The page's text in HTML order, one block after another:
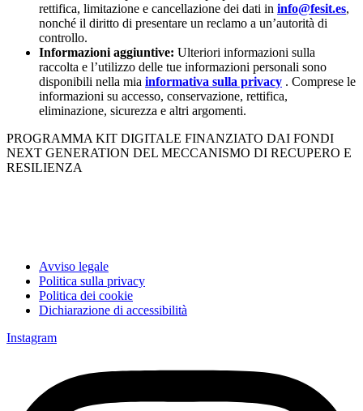
rettifica, limitazione e cancellazione dei dati in info@fesit.es,
nonché il diritto di presentare un reclamo a un’autorità di
controllo.
Informazioni aggiuntive: Ulteriori informazioni sulla
raccolta e l’utilizzo delle tue informazioni personali sono
disponibili nella mia informativa sulla privacy . Comprese le
informazioni su accesso, conservazione, rettifica,
eliminazione, sicurezza e altri argomenti.
PROGRAMMA KIT DIGITALE FINANZIATO DAI FONDI
NEXT GENERATION DEL MECCANISMO DI RECUPERO E
RESILIENZA
Avviso legale
Politica sulla privacy
Politica dei cookie
Dichiarazione di accessibilità
Instagram